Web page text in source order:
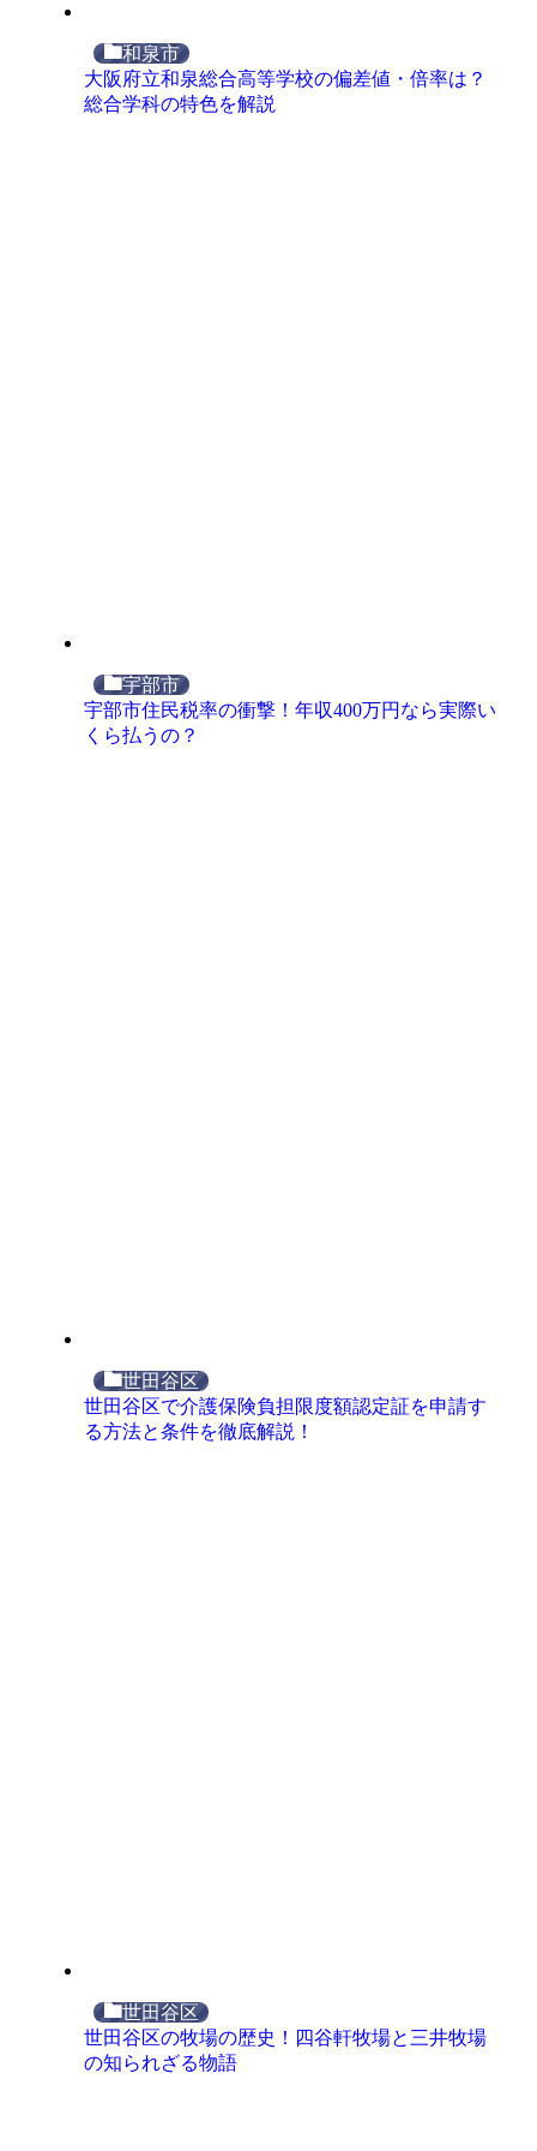
和泉市
大阪府立和泉総合高等学校の偏差値・倍率は？
総合学科の特色を解説
宇部市
宇部市住民税率の衝撃！年収400万円なら実際い
くら払うの？
世田谷区
世田谷区で介護保険負担限度額認定証を申請す
る方法と条件を徹底解説！
世田谷区
世田谷区の牧場の歴史！四谷軒牧場と三井牧場
の知られざる物語